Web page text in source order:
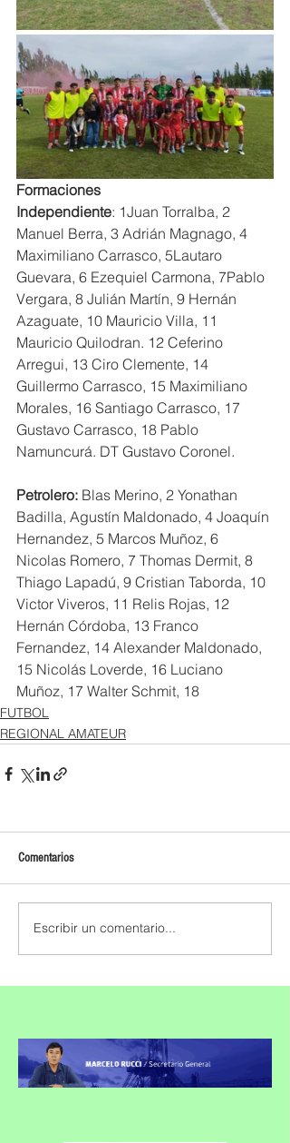
Formaciones
Independiente: 1Juan Torralba, 2
Manuel Berra, 3 Adrián Magnago, 4
Maximiliano Carrasco, 5Lautaro
Guevara, 6 Ezequiel Carmona, 7Pablo
Vergara, 8 Julián Martín, 9 Hernán
Azaguate, 10 Mauricio Villa, 11
Mauricio Quilodran. 12 Ceferino
Arregui, 13 Ciro Clemente, 14
Guillermo Carrasco, 15 Maximiliano
Morales, 16 Santiago Carrasco, 17
Gustavo Carrasco, 18 Pablo
Namuncurá. DT Gustavo Coronel.
Petrolero: Blas Merino, 2 Yonathan
Badilla, Agustín Maldonado, 4 Joaquín
Hernandez, 5 Marcos Muñoz, 6
Nicolas Romero, 7 Thomas Dermit, 8
Thiago Lapadú, 9 Cristian Taborda, 10
Victor Viveros, 11 Relis Rojas, 12
Hernán Córdoba, 13 Franco
Fernandez, 14 Alexander Maldonado,
15 Nicolás Loverde, 16 Luciano
Muñoz, 17 Walter Schmit, 18
FUTBOL
REGIONAL AMATEUR
Comentarios
Escribir un comentario...